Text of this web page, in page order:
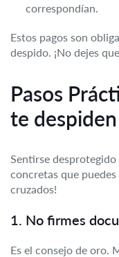
correspondían.
Estos pagos son
despido. ¡No dejes
Pasos
te
Sentirse
concretas que
cruzados!
1. No firmes
Es el consejo de oro.